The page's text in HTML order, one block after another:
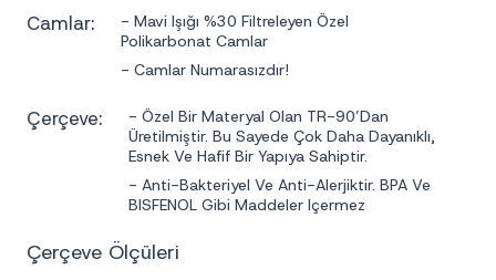
Camlar:
- Mavi Işığı %30 Filtreleyen Özel
Polikarbonat Camlar
- Camlar Numarasızdır!
Çerçeve:
- Özel Bir Materyal Olan TR-90’dan
Üretilmiştir. Bu Sayede Çok Daha Dayanıklı,
Esnek Ve Hafif Bir Yapıya Sahiptir.
- Anti-Bakteriyel Ve Anti-Alerjiktir. BPA Ve
BISFENOL Gibi Maddeler Içermez
Çerçeve Ölçüleri